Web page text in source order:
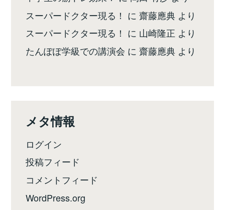
スーパードクター現る！ に齋藤應典 より
スーパードクター現る！ に 山崎隆正 より
たんぽぽ学級での講演会 に齋藤應典 より
メタ情報
ログイン
投稿フィード
コメントフィード
WordPress.org